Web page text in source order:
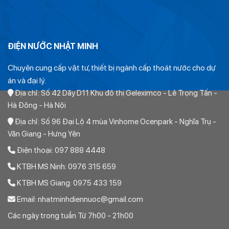
Giá bán Ống PVC Dismy Class 4 D200 hay
C4 D200
Giá bán của sản phẩm được tính từ giá niêm yết của nhà máy.
Mỗi đại lý hoặc nhà phân phối sẽ có giá bán khác nhau tùy
thuộc vào tỷ lệ chiết khấu
Xem bảng giá ống nhựa Dismy mới nhất nhà sản xuất phát
Giá bán thực tế phụ thuộc vào tỷ lệ chiết khấu. Chiết khấu
càng cao thì giá mua bán thực tế càng giảm.
Chiết khấu trên giá niêm yết có các mức từ 30% đến 35% tùy
ĐIỆN NƯỚC NHẬT MINH
Chuyên cung cấp vật tư, thiết bị ngành cấp thoát nước cho dự
án và đại lý.
Địa chỉ: Số 42 Dãy D11 Khu đô thị Geleximco - Lê Trọng Tấn -
Hà Đông - Hà Nội
Địa chỉ: Số 96 Đại Lộ 4 mùa Vinhome Ocenpark - Nghĩa Trụ -
Văn Giang - Hưng Yên
Điện thoại: 097 888 4448
KTBH MS Ninh: 0976 315 659
KTBH MS Giang: 0975 433 159
Email: nhatminhdiennuoc@gmail.com
Các ngày trong tuần Từ 7h00 - 21h00